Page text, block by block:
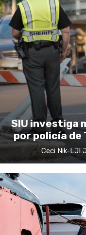
SIU investiga
por policía de
Ceci Nik-LJI